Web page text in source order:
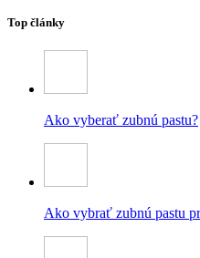
Top články
Ako vyberať zubnú pastu?
Ako vybrať zubnú pastu